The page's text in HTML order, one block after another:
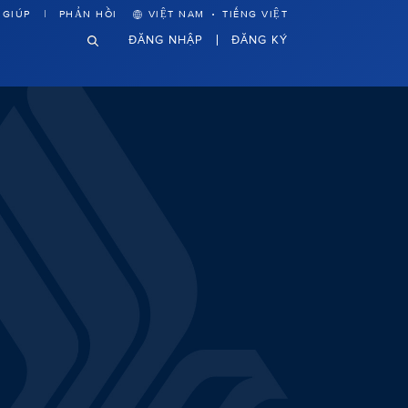
PHẢN HỒI VIỆT NAM · TIẾNG VIỆT
ĐĂNG NHẬP ĐĂNG KÝ